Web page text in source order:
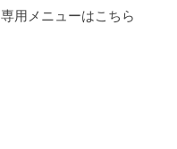
専用メニューはこちら